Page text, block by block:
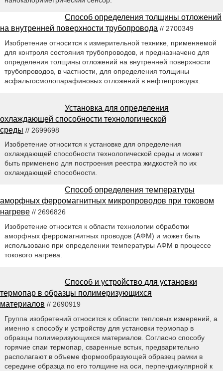
Способ определения толщины отложений
на внутренней поверхности трубопровода // 2700349
Изобретение относится к измерительной технике, применяемой
для контроля состояния трубопроводов, и предназначено для
определения толщины отложений на внутренней поверхности
трубопроводов, в частности, для определения толщины
асфальтосмолопарафиновых отложений в нефтепроводах.
Установка для определения
охлаждающей способности технологической
среды // 2699698
Изобретение относится к установке для определения
охлаждающей способности технологической среды и может
быть применено для построения реестра жидкостей по их
охлаждающей способности.
Способ определения температуры
аморфных ферромагнитных микропроводов при токовом
нагреве // 2696826
Изобретение относится к области технологии обработки
аморфных ферромагнитных проводов (АФМ) и может быть
использовано при определении температуры АФМ в процессе
токового нагрева.
Способ и устройство для установки
термопар в образцы полимеризующихся
материалов // 2690919
Группа изобретений относится к области тепловых измерений, а
именно к способу и устройству для установки термопар в
образцы полимеризующихся материалов. Согласно способу
горячие спаи термопар, сваренные встык, предварительно
располагают в объеме формообразующей образец рамки в
середине образца по его толщине на оси, перпендикулярной к